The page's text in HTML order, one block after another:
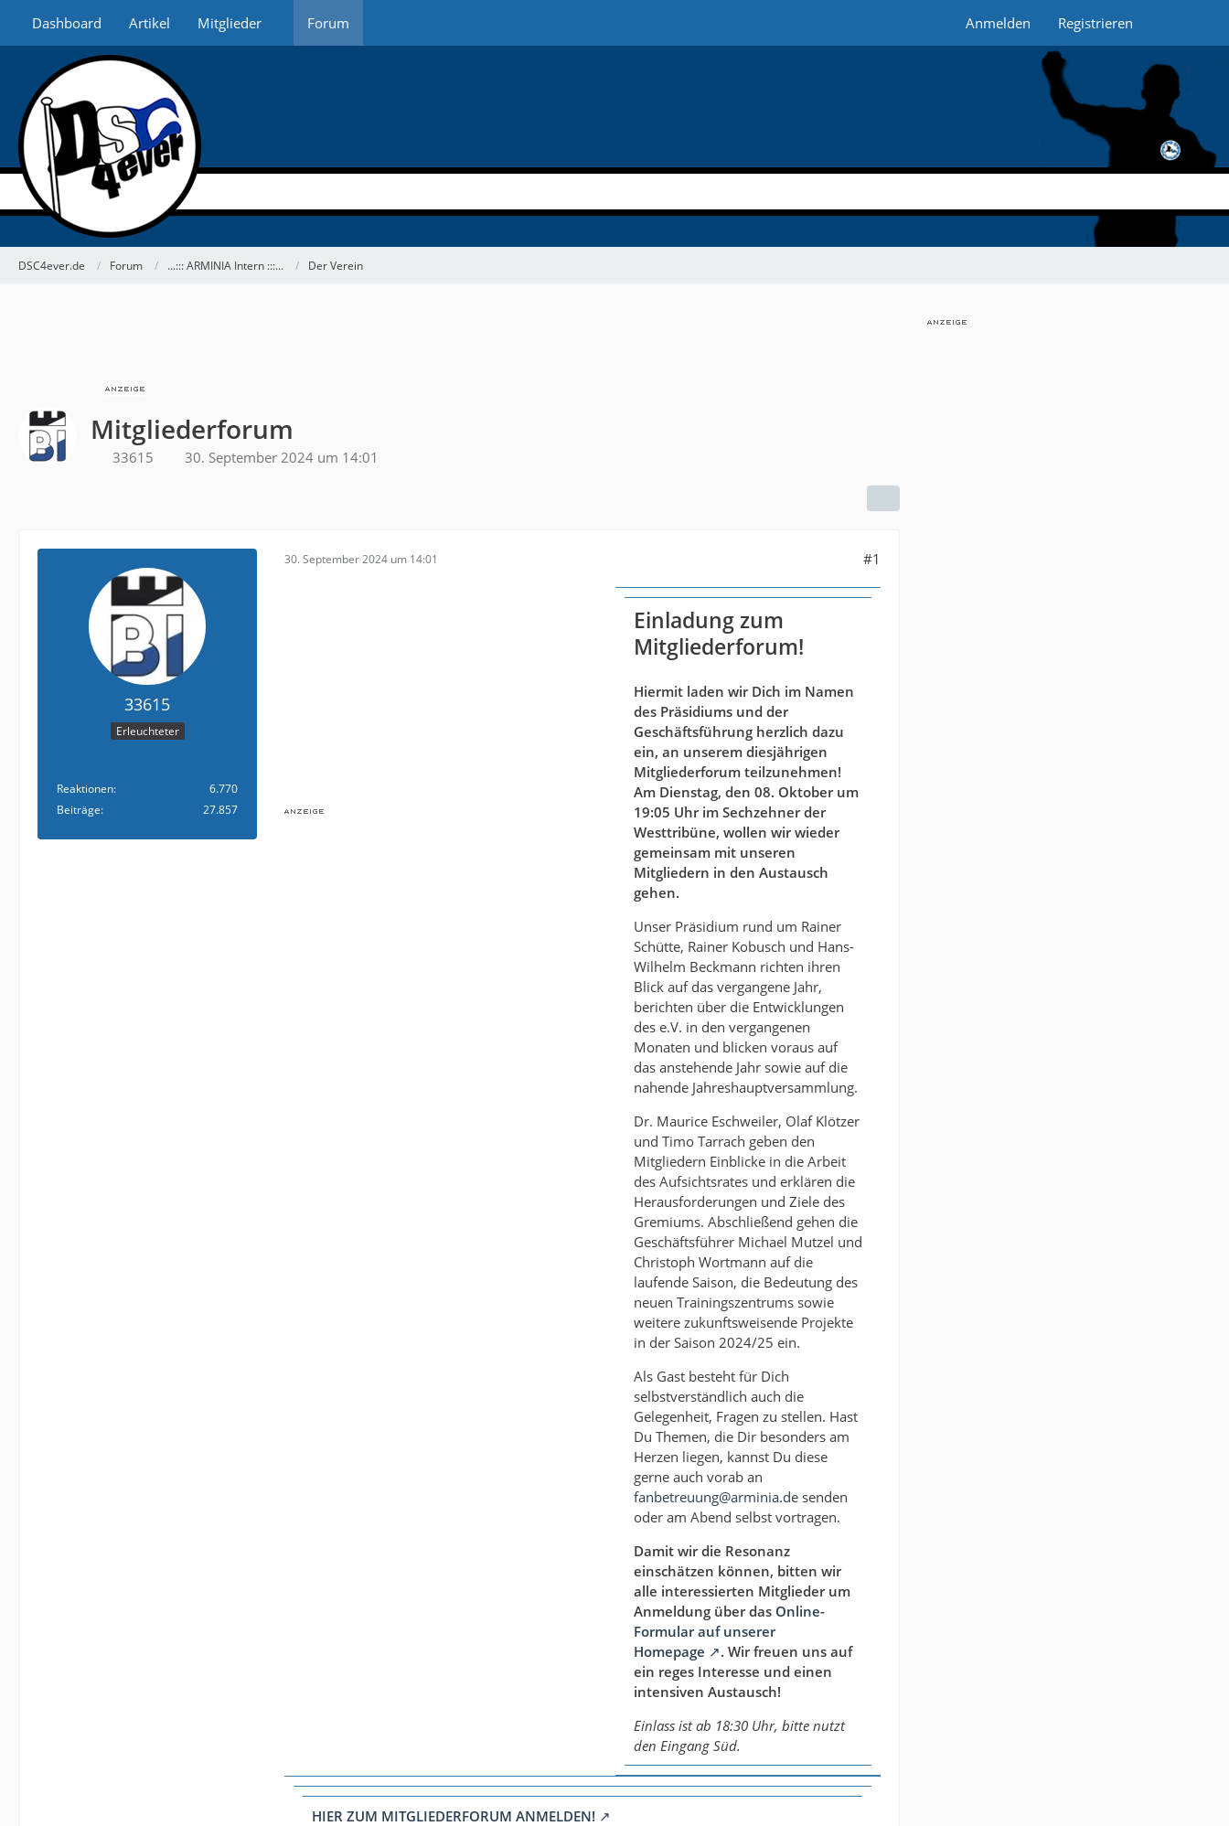
Dashboard Artikel Mitglieder Forum Anmelden Registrieren
DSC4ever.de Forum ...::: ARMINIA Intern :::... Der Verein
Mitgliederforum
33615 30. September 2024 um 14:01
33615
Erleuchteter
Reaktionen
6.770
Beiträge
27.857
30. September 2024 um 14:01 #1
Einladung zum
Mitgliederforum!
Hiermit laden wir Dich im Namen
des Präsidiums und der
Geschäftsführung herzlich dazu
ein, an unserem diesjährigen
Mitgliederforum teilzunehmen!
Am Dienstag, den 08. Oktober um
19:05 Uhrim Sechzehner der
Westtribüne, wollen wir wieder
gemeinsam mit unseren
Mitgliedern in den Austausch
gehen.
Unser Präsidium rund um Rainer
Schütte, Rainer Kobusch und Hans-
Wilhelm Beckmann richten ihren
Blick auf das vergangene Jahr,
berichten über die Entwicklungen
des e.V. in den vergangenen
Monaten und blicken voraus auf
das anstehende Jahr sowie auf die
nahende Jahreshauptversammlung.
Dr. Maurice Eschweiler, Olaf Klötzer
und Timo Tarrach geben den
Mitgliedern Einblicke in die Arbeit
des Aufsichtsrates und erklären die
Herausforderungen und Ziele des
Gremiums. Abschließend gehen die
Geschäftsführer Michael Mutzel und
Christoph Wortmann auf die
laufende Saison, die Bedeutung des
neuen Trainingszentrums sowie
weitere zukunftsweisende Projekte
in der Saison 2024/25 ein.
Als Gast besteht für Dich
selbstverständlich auch die
Gelegenheit, Fragen zu stellen. Hast
Du Themen, die Dir besonders am
Herzen liegen, kannst Du diese
gerne auch vorab an
fanbetreuung@arminia.de senden
oder am Abend selbst vortragen.
Damit wir die Resonanz
einschätzen können, bitten wir
alle interessierten Mitglieder um
Anmeldung über das Online-
Formular auf unserer
Homepage
. Wir freuen uns auf
ein reges Interesse und einen
intensiven Austausch!
Einlass istab 18:30 Uhr, bitte nutzt
den Eingang Süd.
HIER ZUM MITGLIEDERFORUM ANMELDEN!